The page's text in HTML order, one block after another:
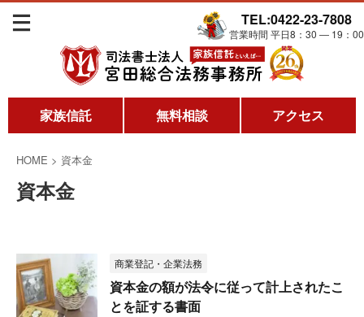
TEL:0422-23-7808
営業時間 平日8：30 ― 19：00
家族信託 無料相談 アクセス
HOME > 資本金
資本金
商業登記・企業法務
資本金の額が法令に従って計上されたこ
とを証する書面